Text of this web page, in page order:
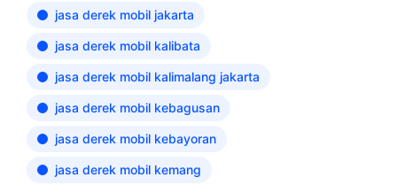
jasa derek mobil jakarta
jasa derek mobil kalibata
jasa derek mobil kalimalang jakarta
jasa derek mobil kebagusan
jasa derek mobil kebayoran
jasa derek mobil kemang